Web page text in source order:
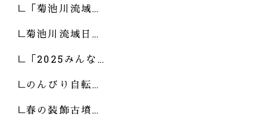
「菊池川流域…
菊池川流域日…
「2025みんな…
のんびり自転…
春の装飾古墳…